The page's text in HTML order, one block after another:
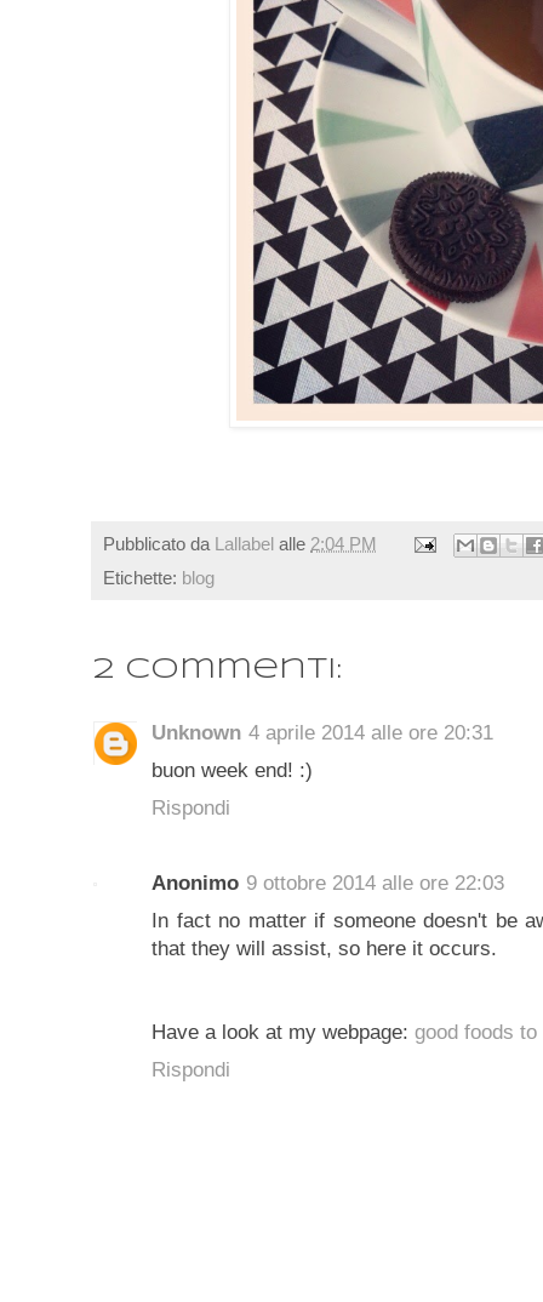
Pubblicato da Lallabel alle 2:04 PM
Etichette: blog
2 commenti:
Unknown 4 aprile 2014 alle ore 20:31
buon week end! :)
Rispondi
Anonimo 9 ottobre 2014 alle ore 22:03
In fact no matter if someone doesn't be
that they will assist, so here it occurs.
Have a look at my webpage: good foods
Rispondi